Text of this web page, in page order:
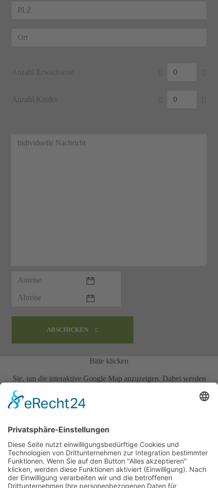
Anzahl Erwachsene
Anzahl Kinder
ABSCHICKEN
Bitte klicken
Sie, um die interaktive Google Map anzuzeigen. Dabei werden